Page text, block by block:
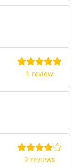
1 review
2 reviews